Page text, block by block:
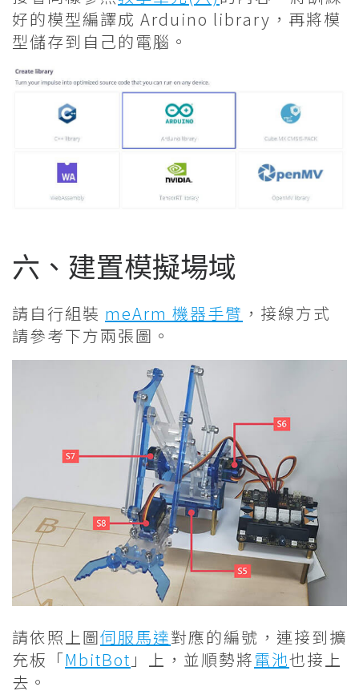
好的模型編譯成 Arduino library，再將模
型儲存到自己的電腦。
六、建置模擬場域
請自行組裝 meArm 機器手臂 ，接線方式
請參考下方兩張圖。
請依照上圖伺服馬達對應的編號，連接到擴
充板「MbitBot 」上，並順勢將電池也接上
去。